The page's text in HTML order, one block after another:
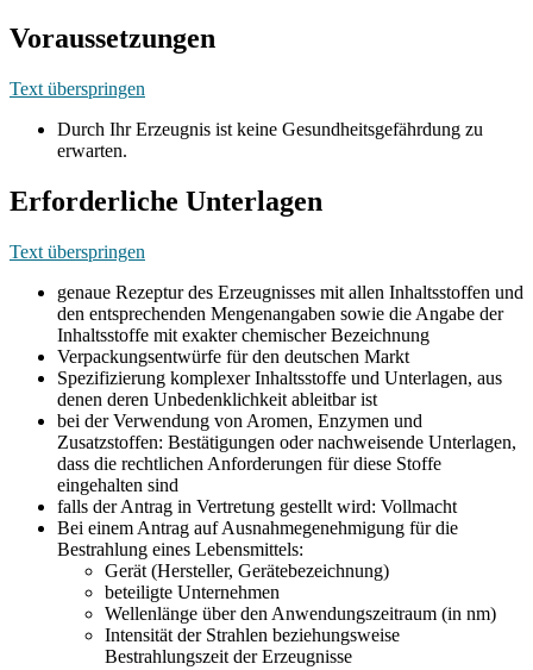
Voraussetzungen
Text überspringen
Durch Ihr Erzeugnis ist keine Gesundheitsgefährdung zu
erwarten.
Erforderliche Unterlagen
Text überspringen
genaue Rezeptur des Erzeugnisses mit allen Inhaltsstoffen und
den entsprechenden Mengenangaben sowie die Angabe der
Inhaltsstoffe mit exakter chemischer Bezeichnung
Verpackungsentwürfe für den deutschen Markt
Spezifizierung komplexer Inhaltsstoffe und Unterlagen, aus
denen deren Unbedenklichkeit ableitbar ist
bei der Verwendung von Aromen, Enzymen und
Zusatzstoffen: Bestätigungen oder nachweisende Unterlagen,
dass die rechtlichen Anforderungen für diese Stoffe
eingehalten sind
falls der Antrag in Vertretung gestellt wird: Vollmacht
Bei einem Antrag auf Ausnahmegenehmigung für die
Bestrahlung eines Lebensmittels:
Gerät (Hersteller, Gerätebezeichnung)
beteiligte Unternehmen
Wellenlänge über den Anwendungszeitraum (in nm)
Intensität der Strahlen beziehungsweise
Bestrahlungszeit der Erzeugnisse